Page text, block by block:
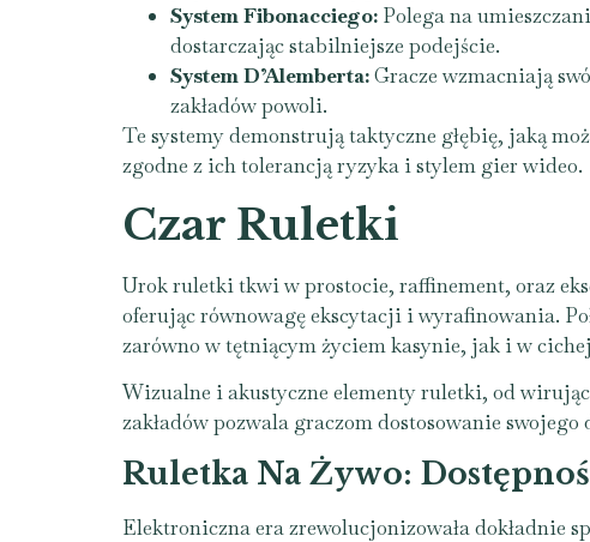
System Fibonacciego: Polega na
dostarczając stabilniejsze podejście.
System D’Alemberta:Gracze wzmacniają
zakładów powoli.
Te systemy demonstrują taktyczne głębię, jaką
zgodne z ich tolerancją ryzyka i stylem gier wideo.
Czar Ruletki
Urok ruletki tkwi w prostocie, raffinement, oraz
oferując równowagę ekscytacji i wyrafinowania.
zarówno w tętniącym życiem kasynie, jak i w
Wizualne i akustyczne elementy ruletki, od
zakładów pozwala graczom dostosowanie
Ruletka Na Żywo:
Elektroniczna era zrewolucjonizowała dokładnie